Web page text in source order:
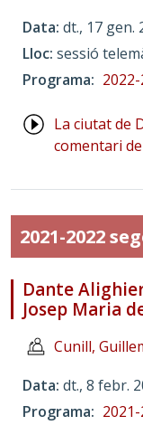
Data dt., 17 gen.
Lloc sessió
Programa
La ciutat de
comentari
2021-2022
Dante
Josep Maria
Cunill,
Data dt., 8 febr.
Programa